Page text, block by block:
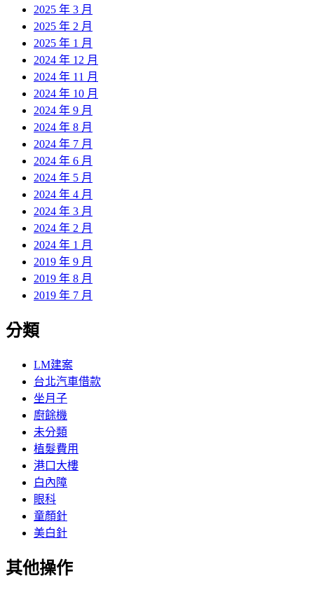
2025 年 3 月
2025 年 2 月
2025 年 1 月
2024 年 12 月
2024 年 11 月
2024 年 10 月
2024 年 9 月
2024 年 8 月
2024 年 7 月
2024 年 6 月
2024 年 5 月
2024 年 4 月
2024 年 3 月
2024 年 2 月
2024 年 1 月
2019 年 9 月
2019 年 8 月
2019 年 7 月
分類
LM建案
台北汽車借款
坐月子
廚餘機
未分類
植髮費用
港口大樓
白內障
眼科
童顏針
美白針
其他操作